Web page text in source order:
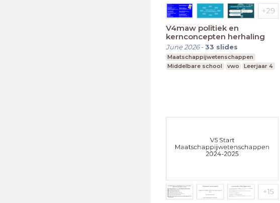
V4maw politiek en
kernconcepten herhaling
June 2026-33 slides
Maatschappijwetenschappen
Middelbare school
vwo Leerjaar 4